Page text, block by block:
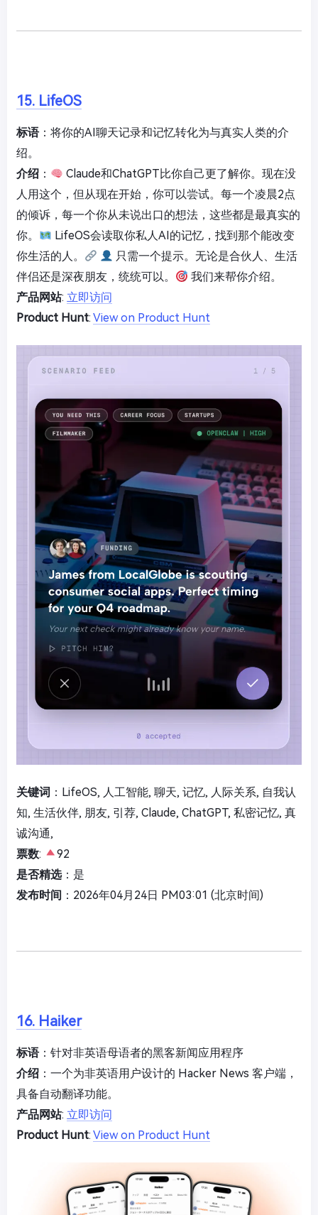
15. LifeOS
标语：将你的AI聊天记录和记忆转化为与真实人类的介
绍。
介绍 ：
Claude和ChatGPT比你自己更了解你。现在没
人用这个，但从现在开始，你可以尝试。每一个凌晨2点
的倾诉，每一个你从未说出口的想法，这些都是最真实的
你。
LifeOS会读取你私人AI的记忆，找到那个能改变
你生活的人。
只需一个提示。无论是合伙人、生活
伴侣还是深夜朋友，统统可以。
我们来帮你介绍。
产品网站: 立即访问
Product Hunt: View on Product Hunt
关键词 ：LifeOS, 人工智能, 聊天, 记忆, 人际关系, 自我认
知, 生活伙伴, 朋友, 引荐, Claude, ChatGPT, 私密记忆, 真
诚沟通,
票数:
92
是否精选：是
发布时间 ：2026年04月24日 PM03:01 (北京时间)
16. Haiker
标语：针对非英语母语者的黑客新闻应用程序
介绍 ：一个为非英语用户设计的 Hacker News 客户端，
具备自动翻译功能。
产品网站: 立即访问
Product Hunt: View on Product Hunt